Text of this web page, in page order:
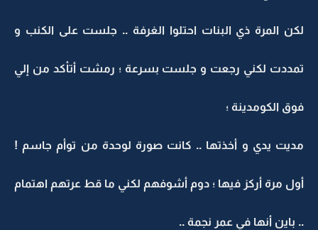
لكن المرة ذي البنات احتلوا الغرفة .. جلست على الكنب و
تمددت لكني رجعت و جلست بسرعة ؛ رمشت أتأكد من إلي
فوق الكومدينة ؛
مديت يدي و أخذتها .. كانت صورة لوحدة من توأم جاسم !
أول مرة أركز فيها ؛ دوم أشوفهم لكني ما قط عرتهم اهتمام
.. باين أنها في عمر نجمة ..